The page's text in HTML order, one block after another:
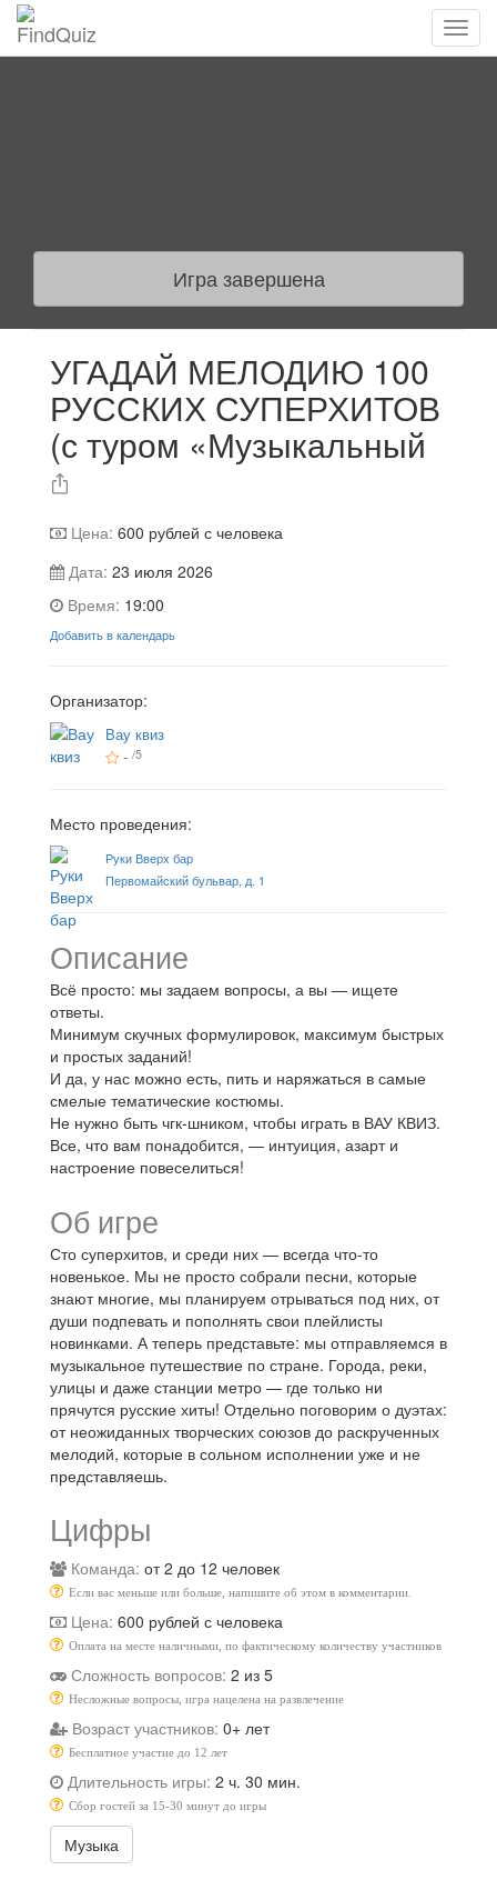
Игра завершена
УГАДАЙ МЕЛОДИЮ 100
РУССКИХ СУПЕРХИТОВ
(с туром «Музыкальный
Цена: 600 рублей с человека
Дата: 23 июля 2026
Время: 19:00
Добавить в календарь
Организатор:
Вау квиз
- /5
Место проведения:
Руки Вверх бар
Первомайский бульвар, д. 1
Описание
Всё просто: мы задаем вопросы, а вы — ищете
ответы.
Минимум скучных формулировок, максимум быстрых
и простых заданий!
И да, у нас можно есть, пить и наряжаться в самые
смелые тематические костюмы.
Не нужно быть чгк-шником, чтобы играть в ВАУ КВИЗ.
Все, что вам понадобится, — интуиция, азарт и
настроение повеселиться!
Об игре
Сто суперхитов, и среди них — всегда что-то
новенькое. Мы не просто собрали песни, которые
знают многие, мы планируем отрываться под них, от
души подпевать и пополнять свои плейлисты
новинками. А теперь представьте: мы отправляемся в
музыкальное путешествие по стране. Города, реки,
улицы и даже станции метро — где только ни
прячутся русские хиты! Отдельно поговорим о дуэтах:
от неожиданных творческих союзов до раскрученных
мелодий, которые в сольном исполнении уже и не
представляешь.
Цифры
Команда: от 2 до 12 человек
Если вас меньше или больше, напишите об этом в комментарии.
Цена: 600 рублей с человека
Оплата на месте наличными, по фактическому количеству участников
Сложность вопросов: 2 из 5
Несложные вопросы, игра нацелена на развлечение
Возраст участников: 0+ лет
Бесплатное участие до 12 лет
Длительность игры: 2 ч. 30 мин.
Сбор гостей за 15-30 минут до игры
Музыка